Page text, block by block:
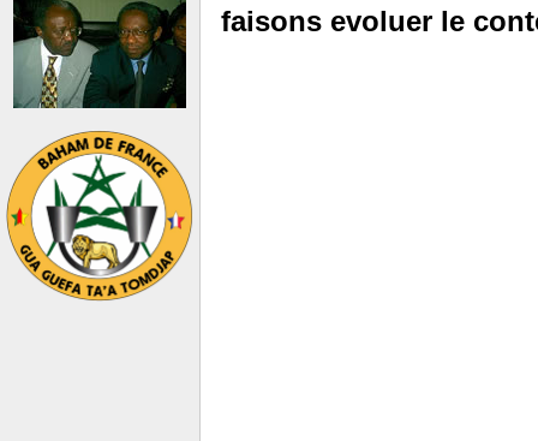
faisons evoluer le